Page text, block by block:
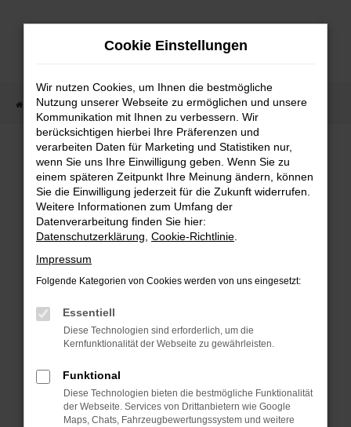
Zum
Startseite Fahrzeugangebote Fahrzeugmarkt
Fahrzeugmarkt
Fehler: Network Error
Beim Laden ist ein Fehler aufgetreten.
Hier sind ein paar Tipps, die dir helfen können:
Überprüfe deine Firewall und deine
Internetverbindung.
deine Suchmaschine?
Prüfe deine Browsererweiterungen.
Manche Erweiterungen, wie Werbeblocker,
Cookie Einstellungen
Wir nutzen Cookies, um Ihnen die bestmögliche
Nutzung unserer Webseite zu ermöglichen und unsere
Kommunikation mit Ihnen zu verbessern. Wir
berücksichtigen hierbei Ihre Präferenzen und
verarbeiten Daten für Marketing und Statistiken nur,
wenn Sie uns Ihre Einwilligung geben. Wenn Sie zu
einem späteren Zeitpunkt Ihre Meinung ändern, können
Sie die Einwilligung jederzeit für die Zukunft widerrufen.
Weitere Informationen zum Umfang der
Datenverarbeitung finden Sie hier:
Datenschutzerklärung Cookie-Richtlinie
Impressum
Folgende Kategorien von Cookies werden von uns eingesetzt:
Essentiell
Diese Technologien sind erforderlich, um die
Kernfunktionalität der Webseite zu gewährleisten.
Funktional
Diese Technologien bieten die bestmögliche Funktionalität
der Webseite. Services von Drittanbietern wie Google
Maps, Chats, Fahrzeugbewertungssystem und weitere